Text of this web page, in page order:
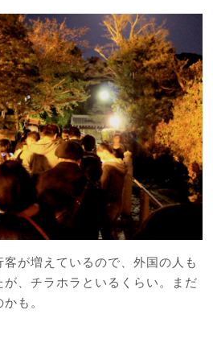
が増えているので、外国の人も
、チラホラといるくらい。まだ
も。